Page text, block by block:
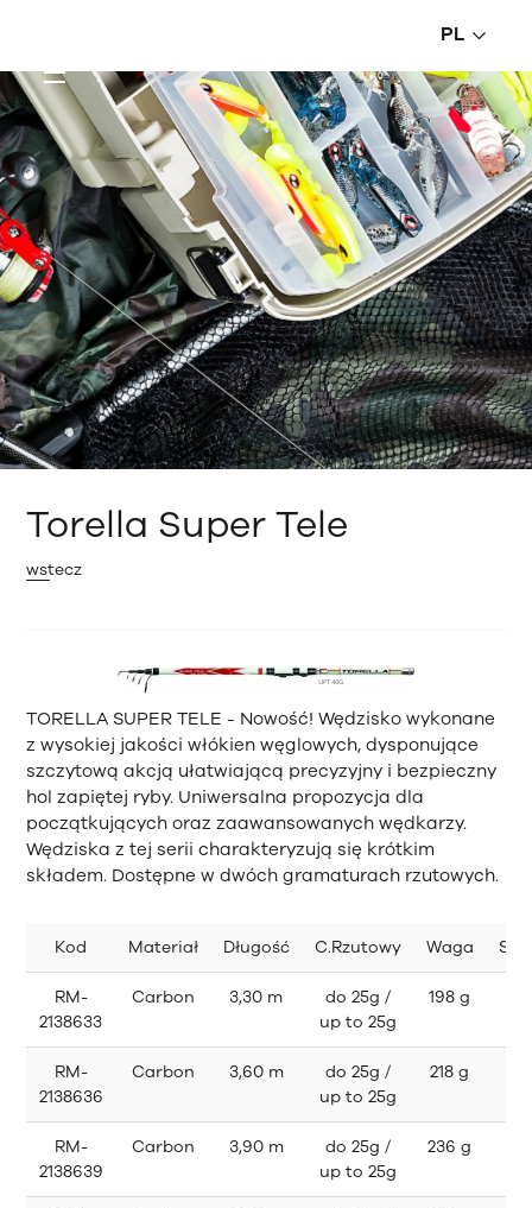
PL
Torella Super Tele
wstecz
TORELLA SUPER TELE - Nowość! Wędzisko wykonane
z wysokiej jakości włókien węglowych, dysponujące
szczytową akcją ułatwiającą precyzyjny i bezpieczny
hol zapiętej ryby. Uniwersalna propozycja dla
początkujących oraz zaawansowanych wędkarzy.
Wędziska z tej serii charakteryzują się krótkim
składem. Dostępne w dwóch gramaturach rzutowych.
Kod Materiał Długość C.Rzutowy Waga
RM-
2138633
Carbon 3,30 m
do 25g /
up to 25g
198 g
RM-
2138636
Carbon 3,60 m
do 25g /
up to 25g
218 g
RM-
2138639
Carbon 3,90 m
do 25g /
up to 25g
236 g